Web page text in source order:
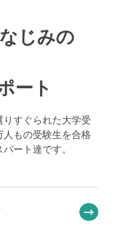
じみの
ート
すぐられた大学受
もの受験生を合格
ート達です。